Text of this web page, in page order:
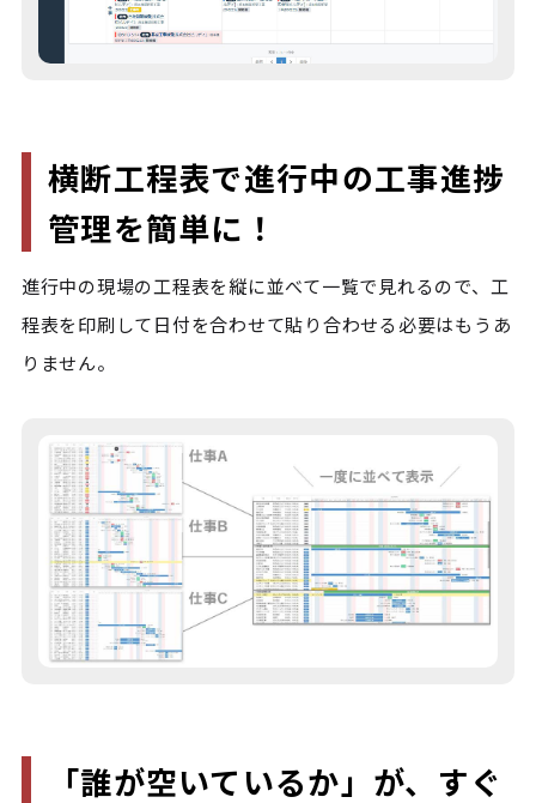
横断工程表で進行中の工事進捗
管理を簡単に！
進行中の現場の工程表を縦に並べて一覧で見れるので、工
程表を印刷して日付を合わせて貼り合わせる必要はもうあ
りません。
「誰が空いているか」が、すぐ